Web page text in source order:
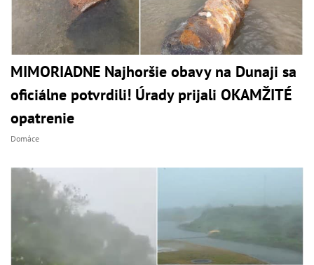
MIMORIADNE Najhoršie obavy na Dunaji sa
oficiálne potvrdili! Úrady prijali OKAMŽITÉ
opatrenie
Domáce